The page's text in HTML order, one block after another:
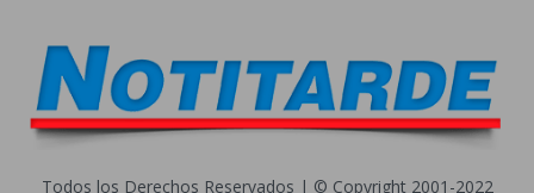
Todos los Derechos Reservados | © Copyright 2001-2022